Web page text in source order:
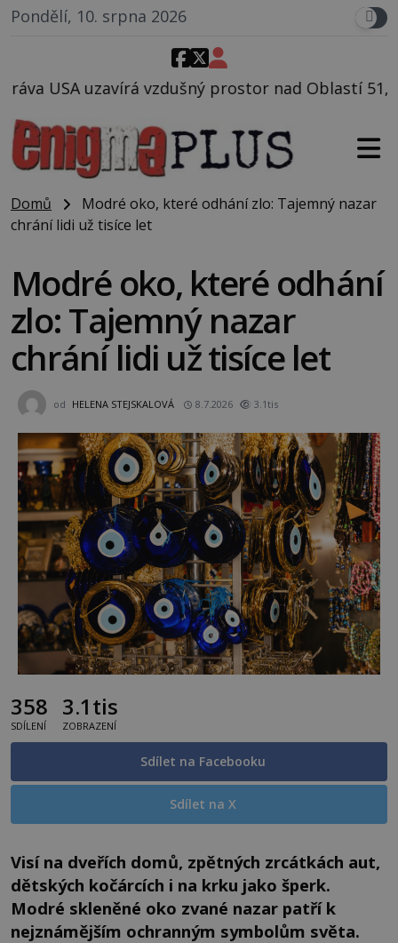
Pondělí, 10. srpna 2026
prostor nad Oblastí 51, mohlo to souviset s
Domů
Modré oko, které odhání zlo: Tajemný nazar
chrání lidi už tisíce let
Modré oko, které odhání
zlo: Tajemný nazar
chrání lidi už tisíce let
od HELENA STEJSKALOVÁ 8.7.2026 3.1tis
358
SDÍLENÍ
3.1tis
ZOBRAZENÍ
Sdílet na Facebooku
Sdílet na X
Visí na dveřích domů, zpětných zrcátkách aut,
dětských kočárcích i na krku jako šperk.
Modré skleněné oko zvané nazar patří k
nejznámějším ochranným symbolům světa.